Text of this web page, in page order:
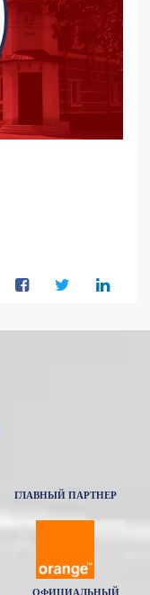
ГЛАВНЫЙ ПАРТНЕР
ОФИЦИАЛЬНЫЙ